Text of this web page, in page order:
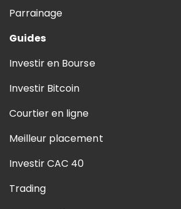
Parrainage
Guides
Investir en Bourse
Investir Bitcoin
Courtier en ligne
Meilleur placement
Investir CAC 40
Trading